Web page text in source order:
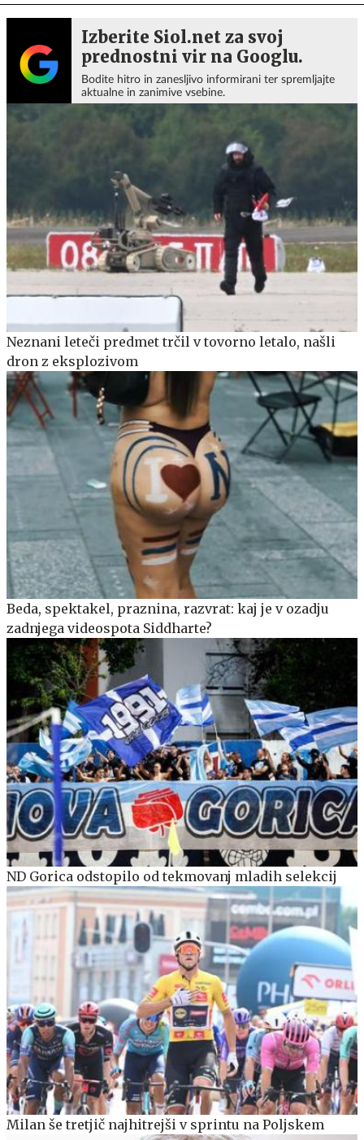
Izberite Siol.net za svoj
prednostni vir na Googlu.
Bodite hitro in zanesljivo informirani ter spremljajte
aktualne in zanimive vsebine.
Neznani leteči predmet trčil v tovorno letalo, našli
dron z eksplozivom
Beda, spektakel, praznina, razvrat: kaj je v ozadju
zadnjega videospota Siddharte?
ND Gorica odstopilo od tekmovanj mladih selekcij
Milan še tretjič najhitrejši v sprintu na Poljskem